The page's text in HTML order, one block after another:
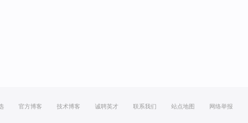
官方博客 技术博客 诚聘英才 联系我们 站点地图 网络举报